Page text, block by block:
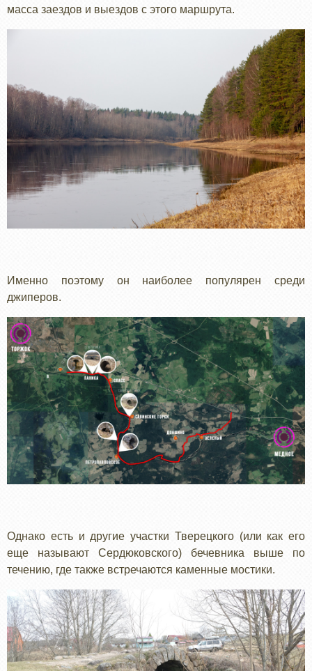
масса заездов и выездов с этого маршрута.
Именно поэтому он наиболее популярен среди
джиперов.
Однако есть и другие участки Тверецкого (или как его
еще называют Сердюковского) бечевника выше по
течению, где также встречаются каменные мостики.